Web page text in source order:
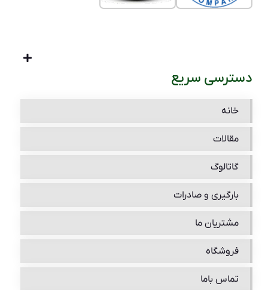
دسترسی سریع
خانه
مقالات
گاتالوگ
بارگیری و صادرات
مشتریان ما
فروشگاه
تماس باما